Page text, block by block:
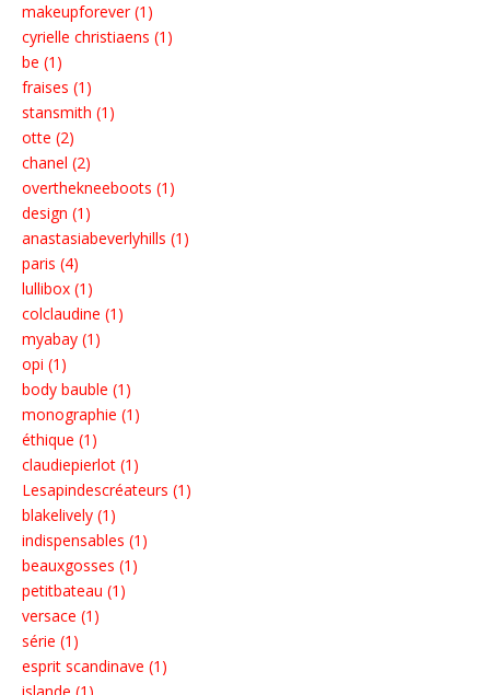
makeupforever (1)
cyrielle christiaens (1)
be (1)
fraises (1)
stansmith (1)
otte (2)
chanel (2)
overthekneeboots (1)
design (1)
anastasiabeverlyhills (1)
paris (4)
lullibox (1)
colclaudine (1)
myabay (1)
opi (1)
body bauble (1)
monographie (1)
éthique (1)
claudiepierlot (1)
Lesapindescréateurs (1)
blakelively (1)
indispensables (1)
beauxgosses (1)
petitbateau (1)
versace (1)
série (1)
esprit scandinave (1)